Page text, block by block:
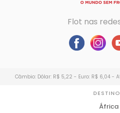
Flot nas
Câmbio: Dólar: R$ 5,22 - Euro: R$ 6,04 -
África